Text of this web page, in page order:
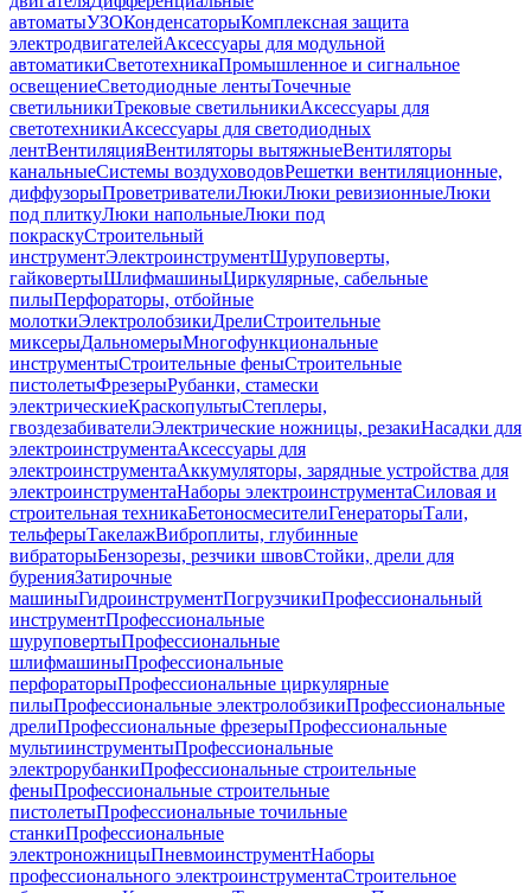
автоматыУЗОКонденсаторыКомплексная защита
электродвигателейАксессуары для модульной
автоматикиСветотехникаПромышленное и сигнальное
освещениеСветодиодные лентыТочечные
светильникиТрековые светильникиАксессуары для
светотехникиАксессуары для светодиодных
лентВентиляцияВентиляторы вытяжныеВентиляторы
канальныеСистемы воздуховодовРешетки вентиляционные,
диффузорыПроветривателиЛюкиЛюки ревизионныеЛюки
под плиткуЛюки напольныеЛюки под
покраскуСтроительный
инструментЭлектроинструментШуруповерты,
гайковертыШлифмашиныЦиркулярные, сабельные
пилыПерфораторы, отбойные
молоткиЭлектролобзикиДрелиСтроительные
миксерыДальномерыМногофункциональные
инструментыСтроительные феныСтроительные
пистолетыФрезерыРубанки, стамески
электрическиеКраскопультыСтеплеры,
гвоздезабивателиЭлектрические ножницы, резакиНасадки для
электроинструментаАксессуары для
электроинструментаАккумуляторы, зарядные устройства для
электроинструментаНаборы электроинструментаСиловая и
строительная техникаБетоносмесителиГенераторыТали,
тельферыТакелажВиброплиты, глубинные
вибраторыБензорезы, резчики швовСтойки, дрели для
буренияЗатирочные
машиныГидроинструментПогрузчикиПрофессиональный
инструментПрофессиональные
шуруповертыПрофессиональные
шлифмашиныПрофессиональные
перфораторыПрофессиональные циркулярные
пилыПрофессиональные электролобзикиПрофессиональные
дрелиПрофессиональные фрезерыПрофессиональные
мультиинструментыПрофессиональные
электрорубанкиПрофессиональные строительные
феныПрофессиональные строительные
пистолетыПрофессиональные точильные
станкиПрофессиональные
электроножницыПневмоинструментНаборы
профессионального электроинструментаСтроительное